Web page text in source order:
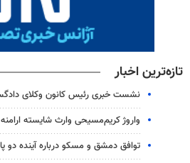
تازه‌ترین اخبار
نشست خبری رئیس کانون وکلای
واروژ کریم‌مسیحی وارث شایسته
توافق دمشق و مسکو درباره آینده دو